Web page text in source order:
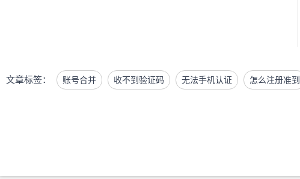
文章标签： 账号合并 收不到验证码 无法手机认证 怎么注册准到